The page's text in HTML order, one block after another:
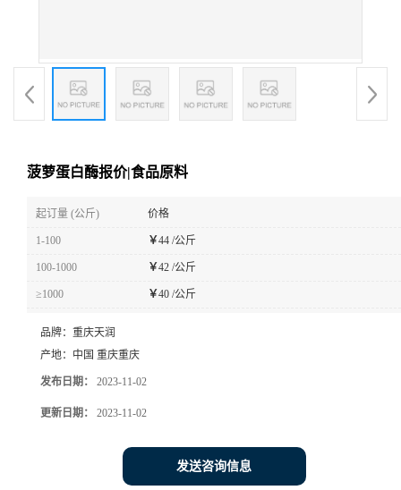
菠萝蛋白酶报价|食品原料
起订量 (公斤) 价格
1-100 ￥44 /公斤
100-1000 ￥42 /公斤
≥1000 ￥40 /公斤
品牌： 重庆天润
产地： 中国 重庆重庆
发布日期： 2023-11-02
更新日期： 2023-11-02
发送咨询信息